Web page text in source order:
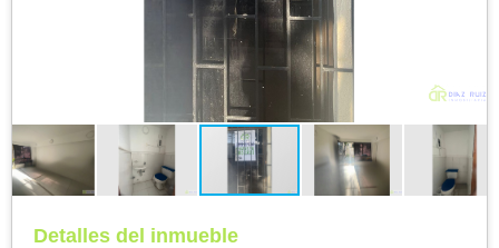
Detalles del inmueble